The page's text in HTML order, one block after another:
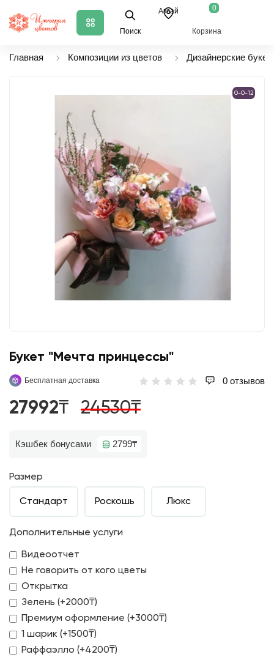
Поиск
Аксай 0
Корзина
Главная Композиции из цветов Дизайнерские
0-0-12
Букет "Мечта принцессы"
Бесплатная доставка 0 отзывов
27992₸ 24530₸
Кэшбек бонусами 2799₸
Размер
Стандарт Роскошь Люкс
Дополнительные услуги
Видеоотчет
Не говорить от кого цветы
Открытка
Зелень (+2000₸)
Премиум оформление (+3000₸)
1 шарик (+1500₸)
Раффаэлло (+4200₸)